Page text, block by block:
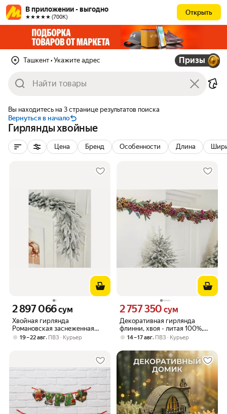
В приложении - выгодно
★★★★★ (700К)
Открыть
Ташкент • Укажите адрес Призы
Вы находитесь на 3 странице результатов поиска
Вернуться в начало
Гирлянды хвойные
Цена Бренд Особенности Длина
Хвойная гирлянда
Романовская заснеженная
150*40 см, литая 100%, Макс
Цена 2897066 сум вместо
2 897 066сум
19 – 22 авг, ПВЗ Курьер
Декоративная гирлянда
флинни, хвоя - литая 100%,
натуральные шишки,
см, Эдельман.
Цена 2757350 сум вместо
2 757 350 сум
14 – 17 авг, ПВЗ Курьер